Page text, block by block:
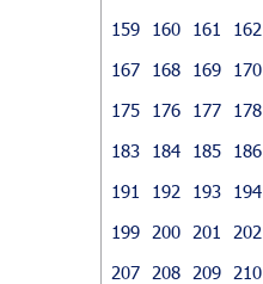
159
160 161 162
167
168 169 170
175
176 177 178
183
184 185 186
191
192 193 194
199
200 201 202
207
208 209 210